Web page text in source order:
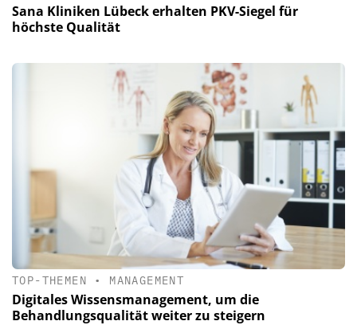
Sana Kliniken Lübeck erhalten PKV-Siegel für
höchste Qualität
TOP-THEMEN • MANAGEMENT
Digitales Wissensmanagement, um die
Behandlungsqualität weiter zu steigern